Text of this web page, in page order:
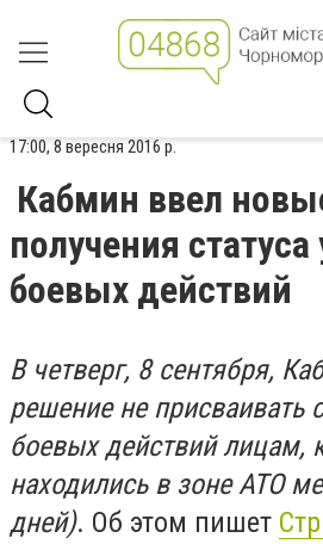
17:00, 8 вересня 2016 р.
Кабмин ввел
получения статуса
боевых действий
В четверг, 8 сентября,
решение не присваивать
боевых действий лицам,
находились в зоне АТО
дней). Об этом пишет